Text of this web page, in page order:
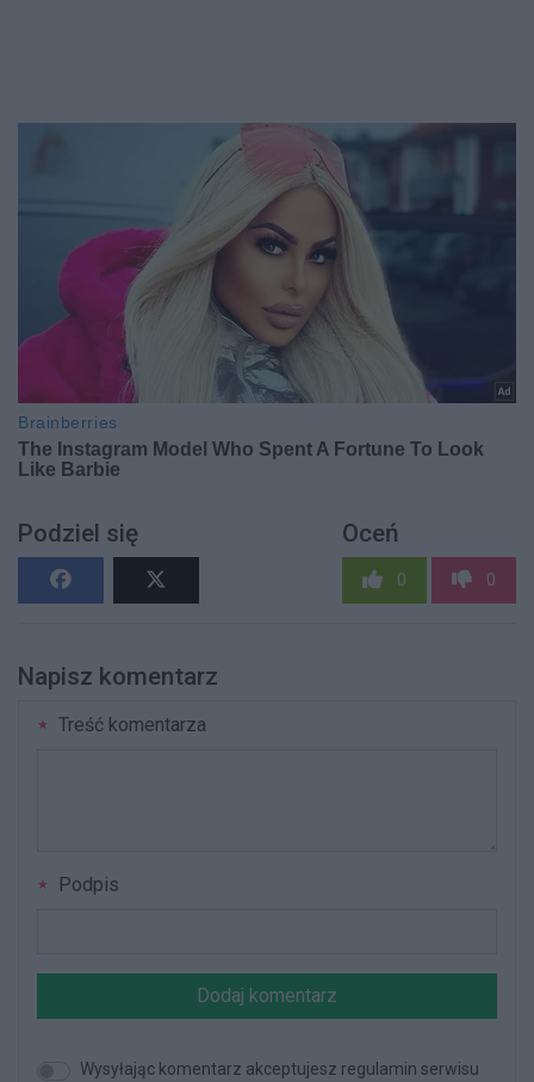
Podziel się Oceń
0 0
Napisz komentarz
Treść komentarza
Podpis
Dodaj komentarz
Wysyłając komentarz akceptujesz regulamin serwisu